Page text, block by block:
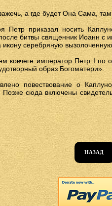
а где будет Она Сама,
Петр приказал носить
битвы священник Иоанн с
серебряную
ковчеге император Петр I по
образ Богоматери».
повествование о
сюда включены
НАЗАД